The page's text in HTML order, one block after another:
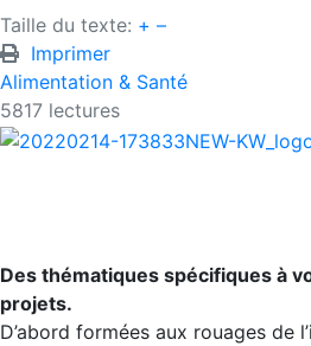
Taille du texte: + –
Imprimer
Alimentation & Santé
5817 lectures
Des thématiques spécifiques à
projets.
D’abord formées aux rouages